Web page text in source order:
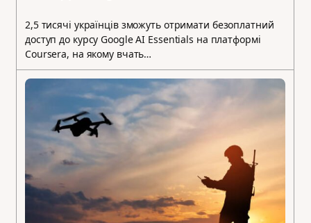
2,5 тисячі українців зможуть отримати безоплатний
доступ до курсу Google AI Essentials на платформі
Coursera, на якому вчать…